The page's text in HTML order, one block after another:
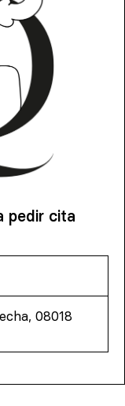
pedir cita
08018